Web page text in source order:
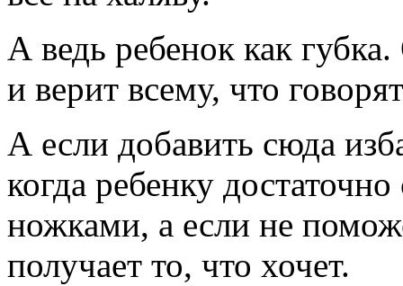
А ведь ребенок как
и верит всему, что
А если добавить сюда
когда ребенку
ножками, а если не
получает то, что хочет.